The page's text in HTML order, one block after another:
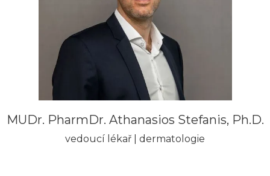
MUDr. PharmDr. Athanasios Stefanis, Ph.D.
vedoucí lékař | dermatologie